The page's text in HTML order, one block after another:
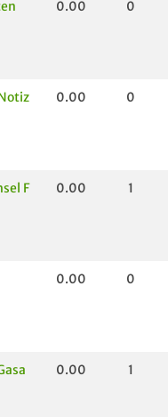
0.00 0
0.00 0
F
0.00 1
0.00 0
0.00 1